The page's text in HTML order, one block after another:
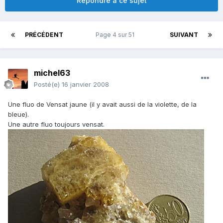
PRÉCÉDENT SUIVANT
Page 4 sur 51
michel63
Posté(e) 16 janvier 2008
Une fluo de Vensat jaune (il y avait aussi de la violette, de la
bleue).
Une autre fluo toujours vensat.